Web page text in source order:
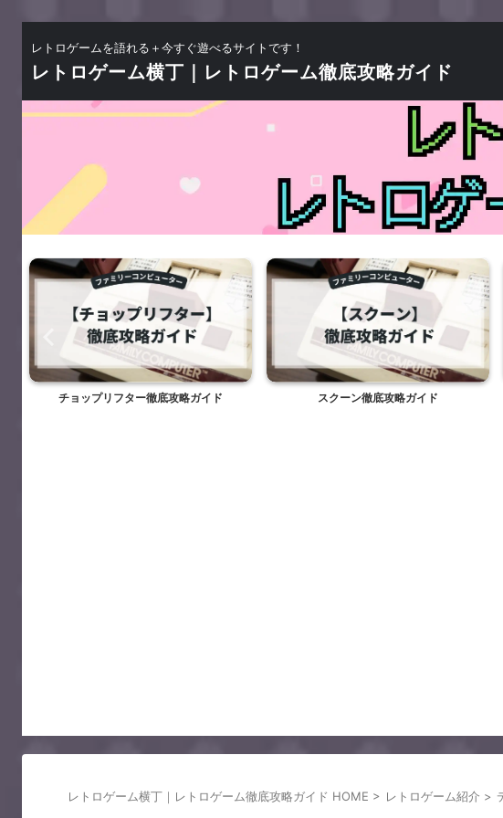
レトロゲームを語れる＋今すぐ遊べるサイトです！
レトロゲーム横丁｜レトロゲーム徹底攻略ガイド
チョップリフター徹底攻略ガイド スクーン徹底攻略ガイド
レトロゲーム横丁｜レトロゲーム徹底攻略ガイド HOME > レトロゲーム紹介 >